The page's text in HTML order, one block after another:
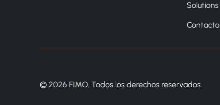
Solutions
Contacto
© 2026 FIMO. Todos los derechos reservados.